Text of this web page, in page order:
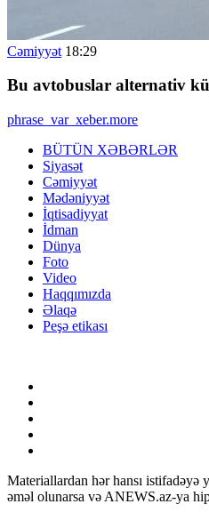
Cəmiyyət 18:29
Bu avtobuslar alternativ
phrase_var_xeber.more
BÜTÜN XƏBƏRLƏR
Siyasət
Cəmiyyət
Mədəniyyət
İqtisadiyyat
İdman
Dünya
Foto
Video
Haqqımızda
Əlaqə
Peşə etikası
Materiallardan hər hansı istifadəyə
əməl olunarsa və ANEWS.az-ya